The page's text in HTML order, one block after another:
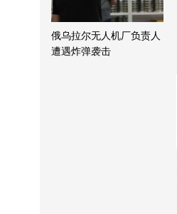
俄乌拉尔无人机厂负责人
遭遇炸弹袭击